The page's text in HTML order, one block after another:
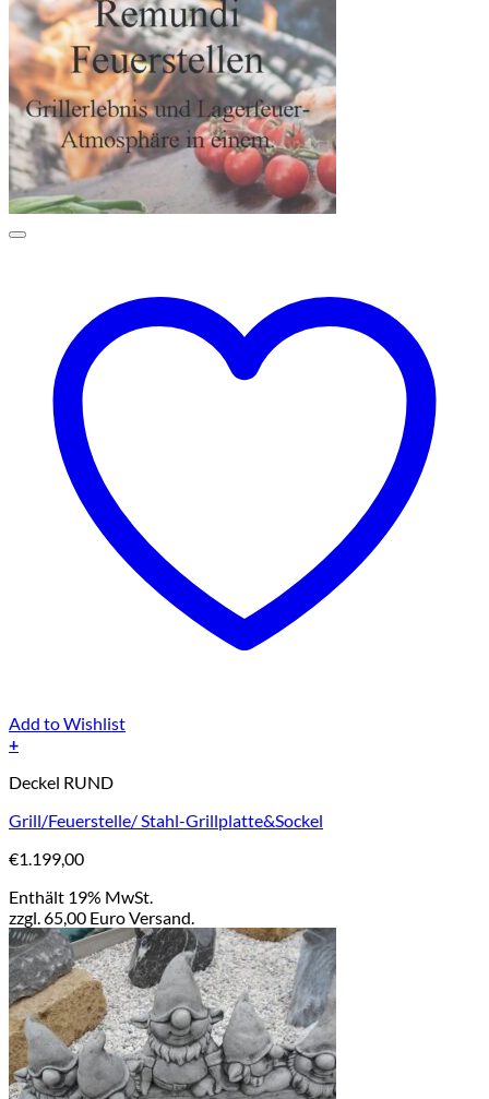
Add to Wishlist
+
Deckel RUND
Grill/Feuerstelle/ Stahl-Grillplatte&Sockel
€1.199,00
Enthält 19% MwSt.
zzgl. 65,00 Euro Versand.